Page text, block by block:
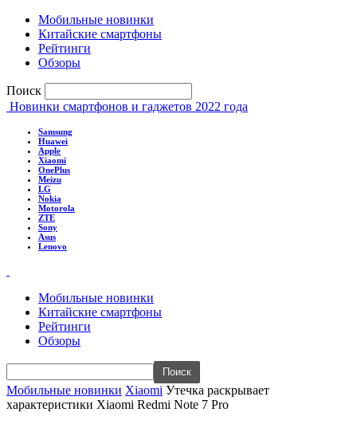
Мобильные новинки
Китайские смартфоны
Рейтинги
Обзоры
Поиск
Новинки смартфонов и гаджетов 2022 года
Samsung
Huawei
Apple
Xiaomi
OnePlus
Meizu
LG
Nokia
Motorola
ZTE
Sony
Asus
Lenovo
Мобильные новинки
Китайские смартфоны
Рейтинги
Обзоры
Мобильные новинки Xiaomi Утечка раскрывает
характеристики Xiaomi Redmi Note 7 Pro